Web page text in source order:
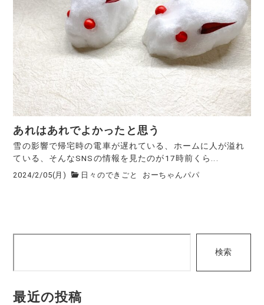
あれはあれでよかったと思う
雪の影響で帰宅時の電車が遅れている、ホームに人が溢れ
ている、そんなSNSの情報を見たのが17時前くら...
2024/2/05(月) 日々のできごと おーちゃんパパ
検索
最近の投稿